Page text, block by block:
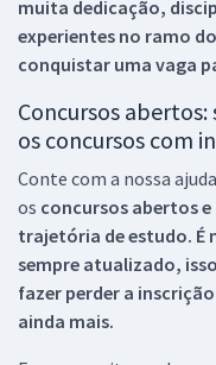
muita dedicação,
experientes no ramo
conquistar uma vaga
Concursos
os concursos com
Conte com a nossa
os concursos abertos e
trajetória de estudo.
sempre atualizado,
fazer perder a
ainda mais.